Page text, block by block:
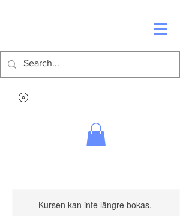
Kursen kan inte längre bokas.